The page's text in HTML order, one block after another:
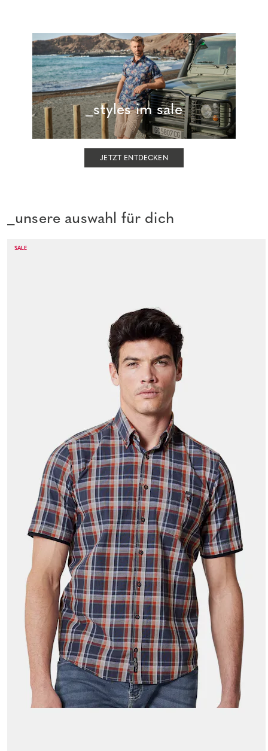
_styles im sale
JETZT ENTDECKEN
_unsere auswahl für dich
SALE